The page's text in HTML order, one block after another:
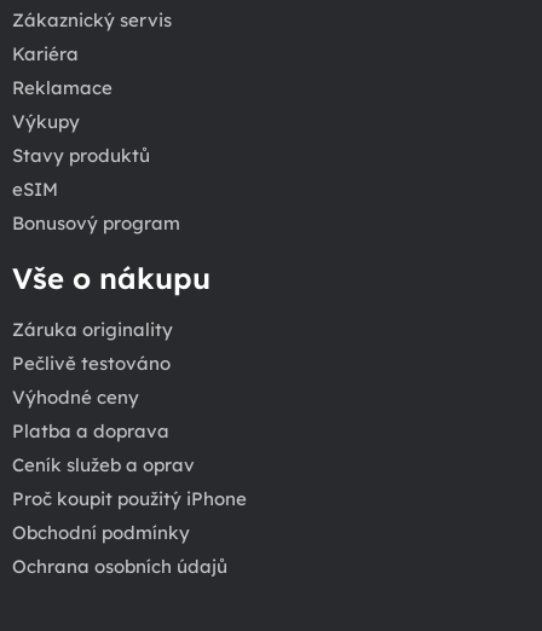
Zákaznický servis
Kariéra
Reklamace
Výkupy
Stavy produktů
eSIM
Bonusový program
Vše o nákupu
Záruka originality
Pečlivě testováno
Výhodné ceny
Platba a doprava
Ceník služeb a oprav
Proč koupit použitý iPhone
Obchodní podmínky
Ochrana osobních údajů